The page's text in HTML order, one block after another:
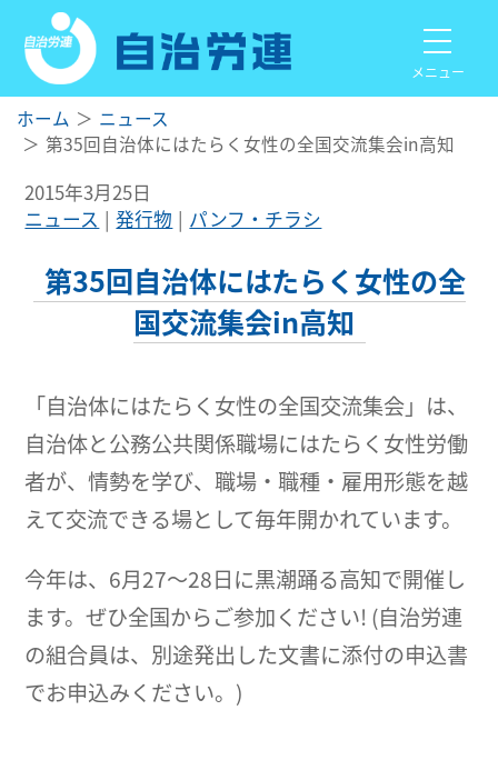
メニュー
ホーム
ニュース
第35回自治体にはたらく女性の全国交流集会in高知
2015年3月25日
ニュース
発行物 パンフ・チラシ
第35回自治体にはたらく女性の全
国交流集会in高知
「自治体にはたらく女性の全国交流集会」は、
自治体と公務公共関係職場にはたらく女性労働
者が、情勢を学び、職場・職種・雇用形態を越
えて交流できる場として毎年開かれています。
今年は、6月27～28日に黒潮踊る高知で開催し
ます。ぜひ全国からご参加ください! (自治労連
の組合員は、別途発出した文書に添付の申込書
でお申込みください。)